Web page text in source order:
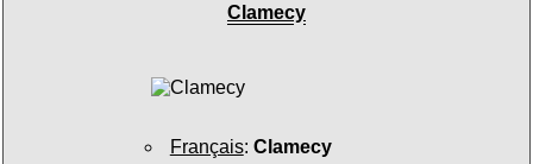
Clamecy
Français: Clamecy